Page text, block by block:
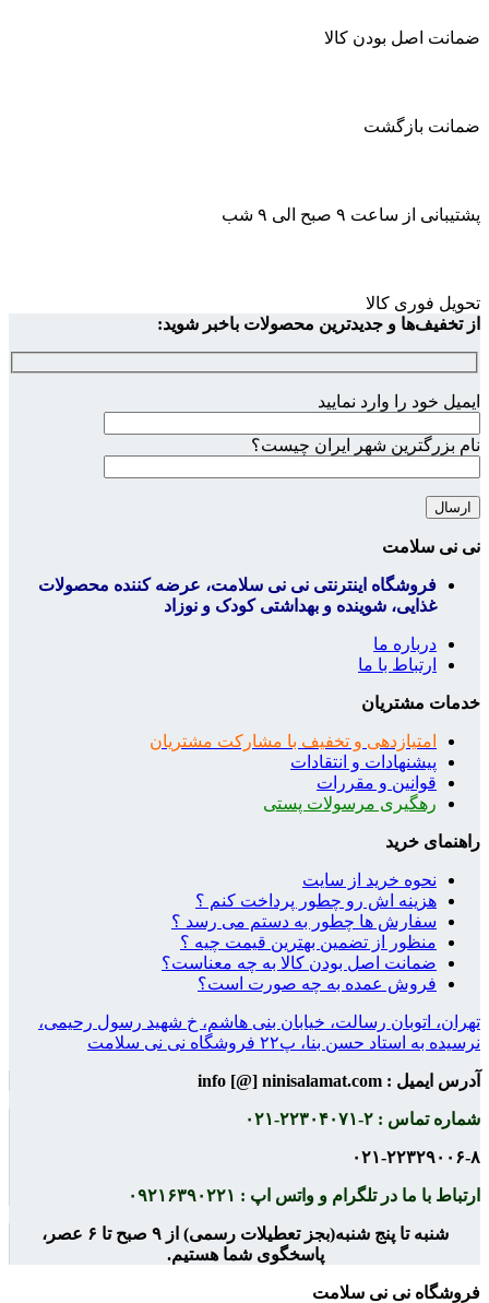
ضمانت اصل بودن کالا
ضمانت بازگشت
پشتیبانی از ساعت ۹ صبح الی ۹ شب
تحویل فوری کالا
از تخفیف‌ها و جدیدترین محصولات باخبر شوید:
ایمیل خود را وارد نمایید
نام بزرگترین شهر ایران چیست؟
نی نی سلامت
فروشگاه اینترنتی نی نی سلامت، عرضه کننده محصولات
غذایی، شوینده و بهداشتی کودک و نوزاد
درباره ما
ارتباط با ما
خدمات مشتریان
امتیازدهی و تخفیف با مشارکت مشتریان
پیشنهادات و انتقادات
قوانین و مقررات
رهگیری مرسولات پستی
راهنمای خرید
نحوه خرید از سایت
هزینه اش رو چطور پرداخت کنم ؟
سفارش ها چطور به دستم می رسد ؟
منظور از تضمین بهترین قیمت چیه ؟
ضمانت اصل بودن کالا به چه معناست؟
فروش عمده به چه صورت است؟
تهران، اتوبان رسالت، خیابان بنی هاشم، خ شهید رسول رحیمی،
نرسیده به استاد حسن بنا، پ۲۲ فروشگاه نی نی سلامت
آدرس ایمیل : info [@] ninisalamat.com
شماره تماس : ۲-۲۲۳۰۴۰۷۱-۰۲۱
۰۲۱-۲۲۳۲۹۰۰۶-۸
ارتباط با ما در تلگرام و واتس اپ : ۰۹۲۱۶۳۹۰۲۲۱
شنبه تا پنج شنبه(بجز تعطیلات رسمی) از ۹ صبح تا ۶ عصر،
پاسخگوی شما هستیم.
فروشگاه نی نی سلامت